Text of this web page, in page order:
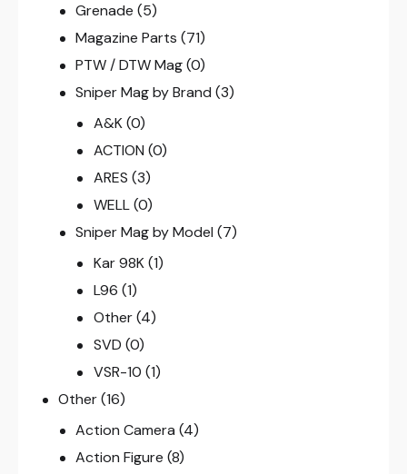
Grenade (5)
Magazine Parts (71)
PTW / DTW Mag (0)
Sniper Mag by Brand (3)
A&K (0)
ACTION (0)
ARES (3)
WELL (0)
Sniper Mag by Model (7)
Kar 98K (1)
L96 (1)
Other (4)
SVD (0)
VSR-10 (1)
Other(16)
Action Camera (4)
Action Figure (8)